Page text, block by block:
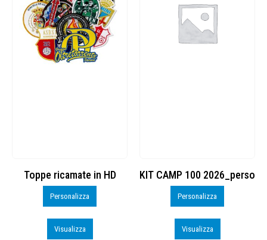
KIT CAMP 100 2026_perso
Personalizza
Visualizza
BSK600 – 5139960
Personalizza
Visualizza